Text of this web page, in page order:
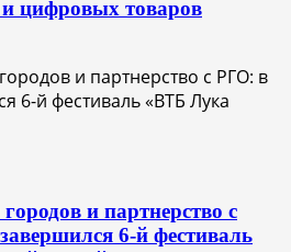
цифровых товаров
и партнерство с
6-й фестиваль